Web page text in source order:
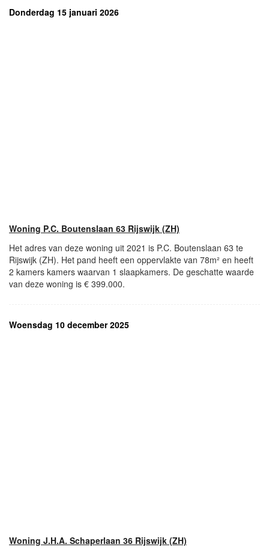
Donderdag 15 januari 2026
Woning P.C. Boutenslaan 63 Rijswijk (ZH)
Het adres van deze woning uit 2021 is P.C. Boutenslaan 63 te
Rijswijk (ZH). Het pand heeft een oppervlakte van 78m² en heeft
2 kamers kamers waarvan 1 slaapkamers. De geschatte waarde
van deze woning is € 399.000.
Woensdag 10 december 2025
Woning J.H.A. Schaperlaan 36 Rijswijk (ZH)